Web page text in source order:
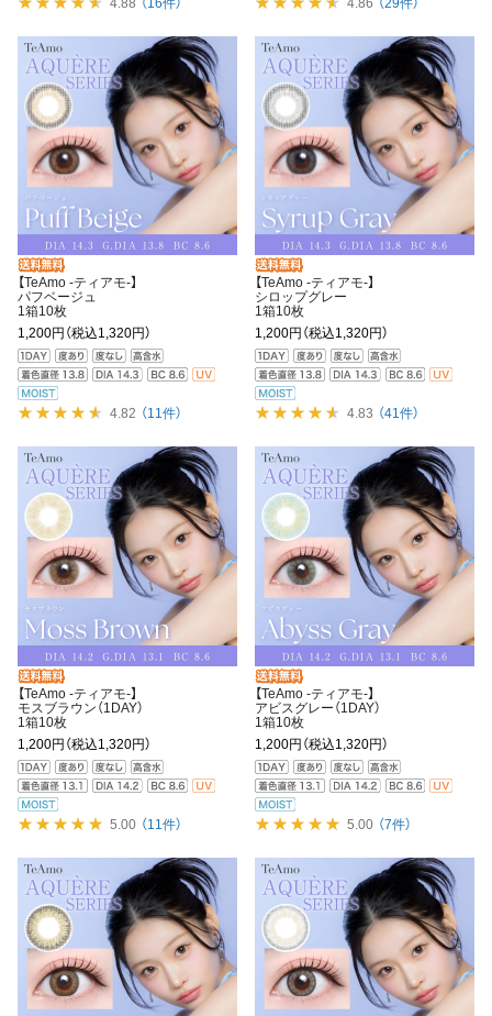
4.88 （16件） 4.86 （29件）
【TeAmo -ティアモ-】
パフベージュ
1箱10枚
1,200円 （税込1,320円）
4.82 （11件）
【TeAmo -ティアモ-】
シロップグレー
1箱10枚
1,200円 （税込1,320円）
4.83 （41件）
【TeAmo -ティアモ-】
モスブラウン（1DAY）
1箱10枚
1,200円 （税込1,320円）
5.00 （11件）
【TeAmo -ティアモ-】
アビスグレー（1DAY）
1箱10枚
1,200円 （税込1,320円）
5.00 （7件）